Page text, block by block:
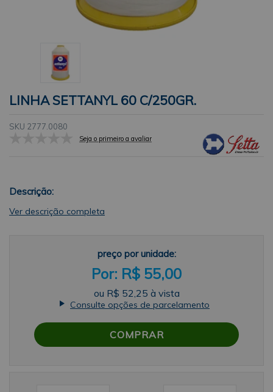
LINHA SETTANYL 60 C/250GR.
SKU 2777.0080
Seja o primeiro a avaliar
Descrição:
Ver descrição completa
preço por unidade:
R$ 55,00
ou R$ 52,25 à vista
Consulte opções de parcelamento
COMPRAR